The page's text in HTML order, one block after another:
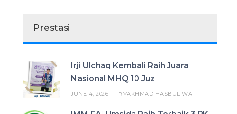
Prestasi
Irji Ulchaq Kembali Raih Juara
Nasional MHQ 10 Juz
JUNE 4, 2026 BYAKHMAD HASBUL WAFI